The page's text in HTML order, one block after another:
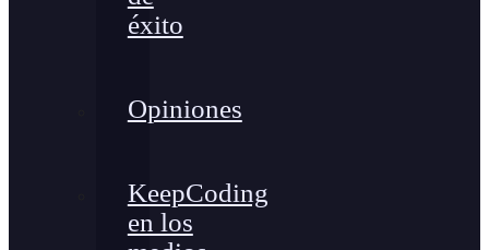
éxito
Opiniones
KeepCoding
en los